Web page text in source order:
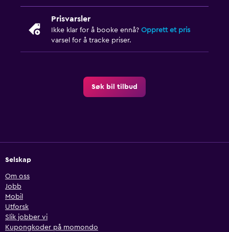
Prisvarsler
Ikke klar for å booke ennå? Opprett et pris
varsel for å tracke priser.
Søk bil tilbud
Selskap
Om oss
Jobb
Mobil
Utforsk
Slik jobber vi
Kupongkoder på momondo